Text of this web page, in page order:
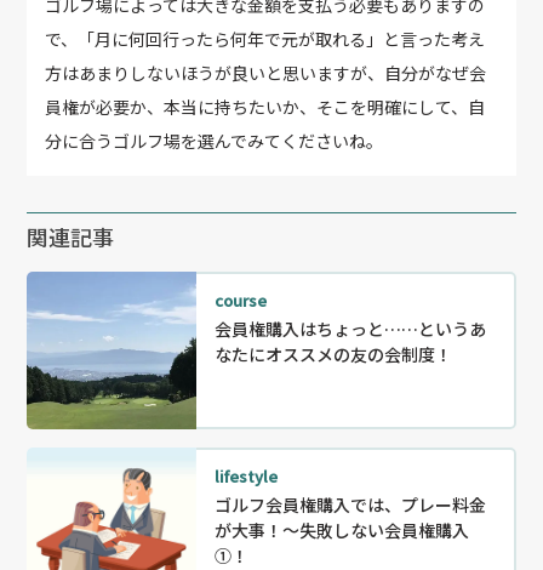
ゴルフ場によっては大きな金額を支払う必要もありますの
で、「月に何回行ったら何年で元が取れる」と言った考え
方はあまりしないほうが良いと思いますが、自分がなぜ会
員権が必要か、本当に持ちたいか、そこを明確にして、自
分に合うゴルフ場を選んでみてくださいね。
関連記事
course
会員権購入はちょっと……というあ
なたにオススメの友の会制度！
lifestyle
ゴルフ会員権購入では、プレー料金
が大事！〜失敗しない会員権購入
①！